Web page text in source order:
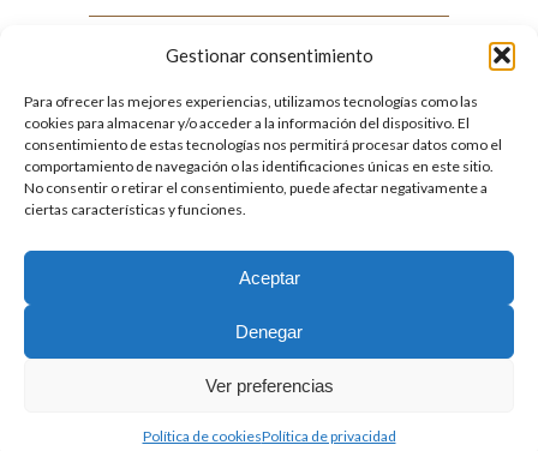
Gestionar consentimiento
Para ofrecer las mejores experiencias, utilizamos tecnologías como las
cookies para almacenar y/o acceder a la información del dispositivo. El
consentimiento de estas tecnologías nos permitirá procesar datos como el
comportamiento de navegación o las identificaciones únicas en este sitio.
No consentir o retirar el consentimiento, puede afectar negativamente a
ciertas características y funciones.
Aceptar
Denegar
Ver preferencias
Política de cookiesPolítica de privacidad
Política de cookies (UE)
Política de privacidad
FACEBOOK